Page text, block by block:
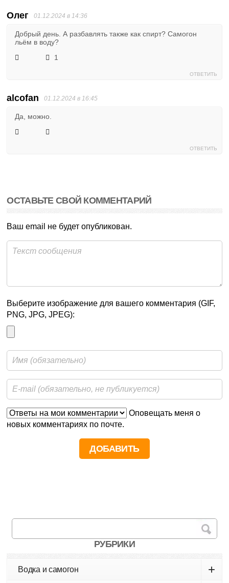
Олег 01.12.2024 в 14:36
Добрый день. А разбавлять также как спирт? Самогон
льём в воду?
1
ОТВЕТИТЬ
alcofan 01.12.2024 в 16:45
Да, можно.
ОТВЕТИТЬ
ОСТАВЬТЕ СВОЙ КОММЕНТАРИЙ
Ваш email не будет опубликован.
Выберите изображение для вашего комментария (GIF,
PNG, JPG, JPEG):
Оповещать меня о
новых комментариях по почте.
РУБРИКИ
Водка и самогон +